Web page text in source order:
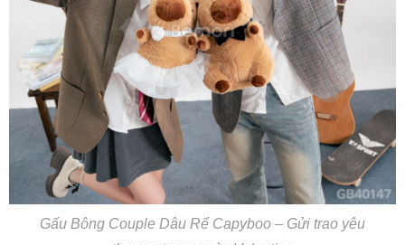
Gấu Bông Couple Dâu Rể Capyboo – Gửi trao yêu